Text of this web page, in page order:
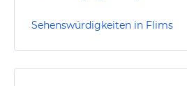
Sehenswürdigkeiten in Flims